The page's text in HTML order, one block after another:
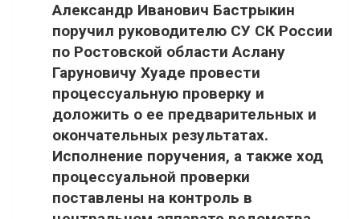
Александр Иванович Бастрыкин
поручил руководителю СУ СК России
по Ростовской области Аслану
Гаруновичу Хуаде провести
процессуальную проверку и
доложить о ее предварительных и
окончательных результатах.
Исполнение поручения, а также ход
процессуальной проверки
поставлены на контроль в